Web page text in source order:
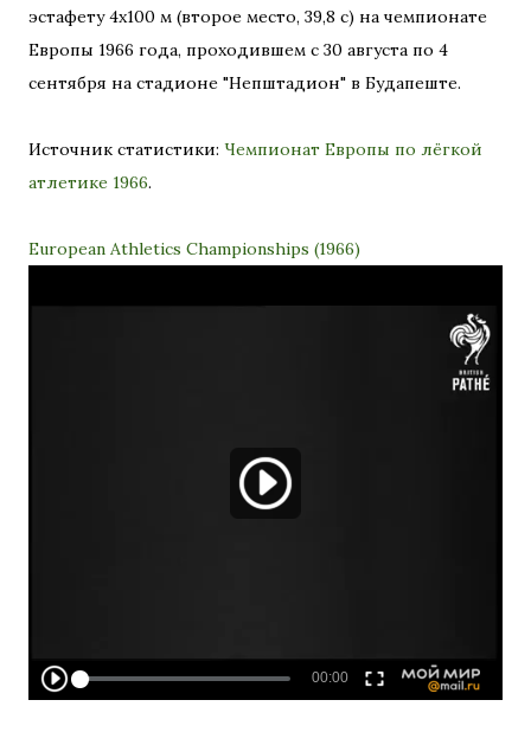
эстафету 4х100 м (второе место, 39,8 с) на чемпионате
Европы 1966 года, проходившем с 30 августа по 4
сентября на стадионе "Непштадион" в Будапеште.
Источник статистики: Чемпионат Европы по лёгкой
атлетике 1966.
European Athletics Championships (1966)